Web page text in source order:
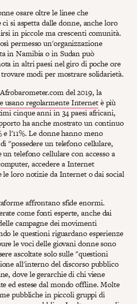
osare oltre le linee che
si aspetta dalle donne, anche loro
in piccole ma crescenti comunità.
permesso un'organizzazione
in Namibia o in Sudan può
in altri paesi nel giro di poche ore
modi per mostrare solidarietà.
del 2019, la
usano regolarmente Internetè più
cinque anni in 34 paesi africani,
ha anche mostrato un continuo
l'11%. Le donne hanno meno
"possedere un telefono cellulare,
telefono cellulare con accesso a
accedere a Internet
le loro notizie da Internet o dai social
affrontano sfide enormi.
come fonti esperte, anche dai
campagne dei movimenti
le questioni riguardano esperienze
le voci delle giovani donne sono
ascoltate solo sulle "questioni
all'interno del discorso pubblico
dove le gerarchie di chi viene
ed estese dal mondo offline. Molte
pubbliche in piccoli gruppi di